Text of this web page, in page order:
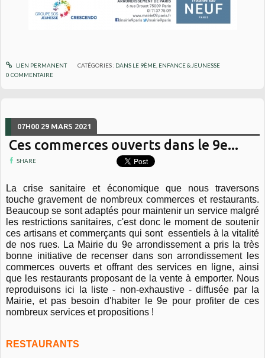
LIEN PERMANENT CATÉGORIES : DANS LE 9ÈME, ENFANCE & JEUNESSE
0 COMMENTAIRE
07H00 29 MARS 2021
Ces commerces ouverts dans le 9e...
SHARE
La crise sanitaire et économique que nous traversons
touche gravement de nombreux commerces et restaurants.
Beaucoup se sont adaptés pour maintenir un service malgré
les restrictions sanitaires, c'est donc le moment de soutenir
ces artisans et commerçants qui sont essentiels à la vitalité
de nos rues. La Mairie du 9e arrondissement a pris la très
bonne initiative de recenser dans son arrondissement les
commerces ouverts et offrant des services en ligne, ainsi
que les restaurants proposant de la vente à emporter. Nous
reproduisons ici la liste - non-exhaustive - diffusée par la
Mairie, et pas besoin d'habiter le 9e pour profiter de ces
nombreux services et propositions !
RESTAURANTS